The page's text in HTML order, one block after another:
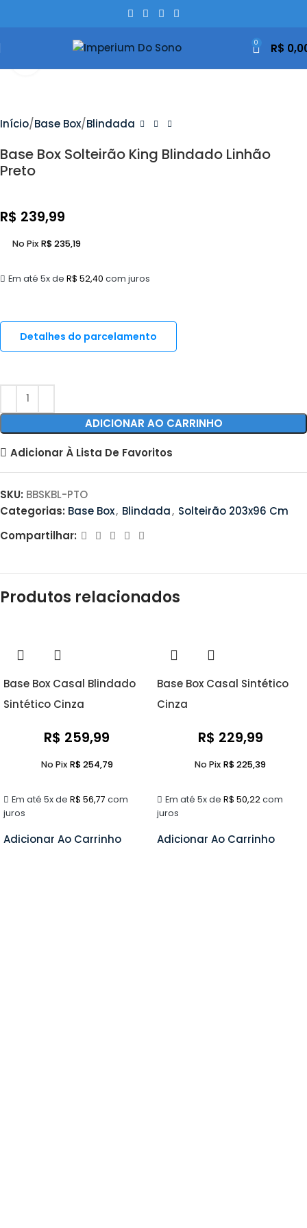
0 R$
Início Base Box Blindada
Base Box Solteirão King Blindado Linhão
Preto
R$ 239,99
Em até 5x de R$ 52,40 com juros
No Pix R$235,19
Detalhes do parcelamento
ADICIONAR AO CARRINHO
Adicionar À Lista De Favoritos
SKU: BBSKBL-PTO
Categorias: Base Box, Blindada, Solteirão 203x96 Cm
Compartilhar:
Produtos relacionados
Base Box Casal Blindado
Sintético Cinza
R$ 259,99
Em até 5x de R$ 56,77 com
juros
No Pix R$254,79
Adicionar Ao Carrinho
Base Box Casal Sintético
Cinza
R$ 229,99
Em até 5x de R$ 50,22com
juros
No Pix R$225,39
Adicionar Ao Carrinho